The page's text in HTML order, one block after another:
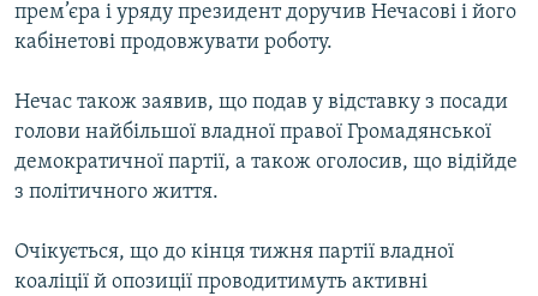
Усі сайти RFE/RL
прем’єра і уряду президент доручив Нечасові і його
кабінетові продовжувати роботу.
Нечас також заявив, що подав у відставку з посади
голови найбільшої владної правої Громадянської
демократичної партії, а також оголосив, що відійде
з політичного життя.
Очікується, що до кінця тижня партії владної
коаліції й опозиції проводитимуть активні